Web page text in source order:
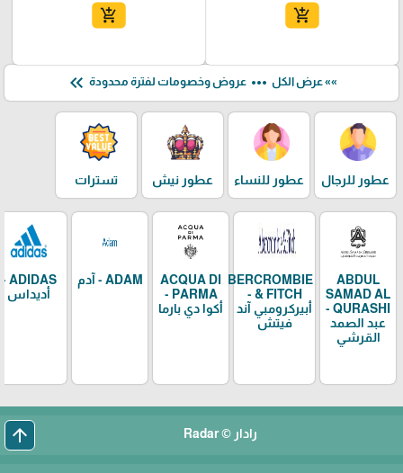
add_shopping_cart
add_shopping_cart
»» عرض الكل more_horiz عروض وخصومات لفترة محدودة keyboard_double_arrow_left
عطور للرجال عطور للنساء عطور نيش تسترات
ABDUL
SAMAD AL
QURASHI -
عبد الصمد
القرشي
ABERCROMBIE
& FITCH -
أبيركرومبي آند
فيتش
ACQUA DI
PARMA -
أكوا دي بارما
ADAM - آدم
ADIDAS -
أديداس
رادار © Radar arrow_upward